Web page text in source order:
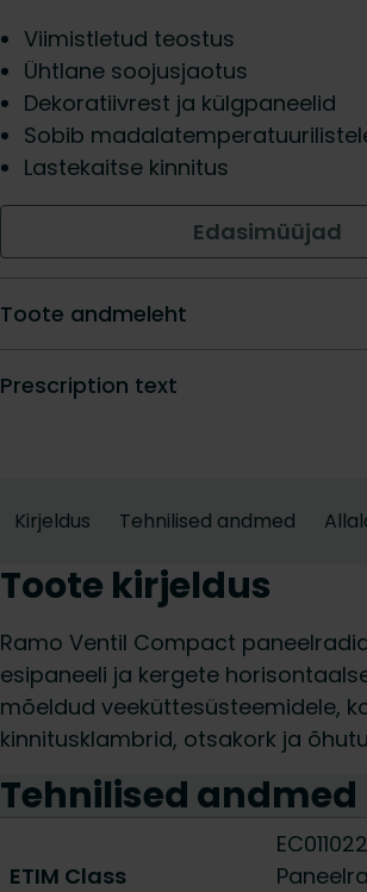
Viimistletud teostus
Ühtlane soojusjaotus
Dekoratiivrest ja külgpaneelid
Sobib
Lastekaitse kinnitus
Edasimüüjad
Toote andmeleht
Prescription text
Kirjeldus Tehnilised andmed
Toote kirjeldus
Ramo Ventil Compact
esipaneeli ja kergete
mõeldud veeküttesüsteemidele,
kinnitusklambrid, otsakork ja
Tehnilised andmed
ETIM Class